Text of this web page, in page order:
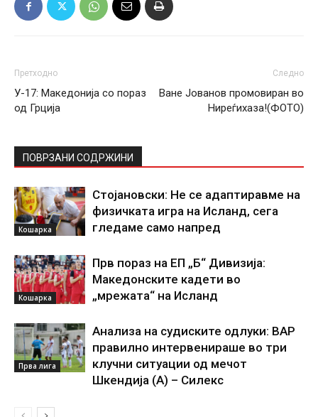
Претходно
У-17: Македонија со пораз
од Грција
Следно
Ване Јованов промовиран во
Ниреѓихаза!(ФОТО)
ПОВРЗАНИ СОДРЖИНИ
Кошарка
Стојановски: Не се адаптиравме на
физичката игра на Исланд, сега
гледаме само напред
Кошарка
Прв пораз на ЕП „Б“ Дивизија:
Македонските кадети во
„мрежата“ на Исланд
Прва лига
Анализа на судиските одлуки: ВАР
правилно интервенираше во три
клучни ситуации од мечот
Шкендија (А) – Силекс